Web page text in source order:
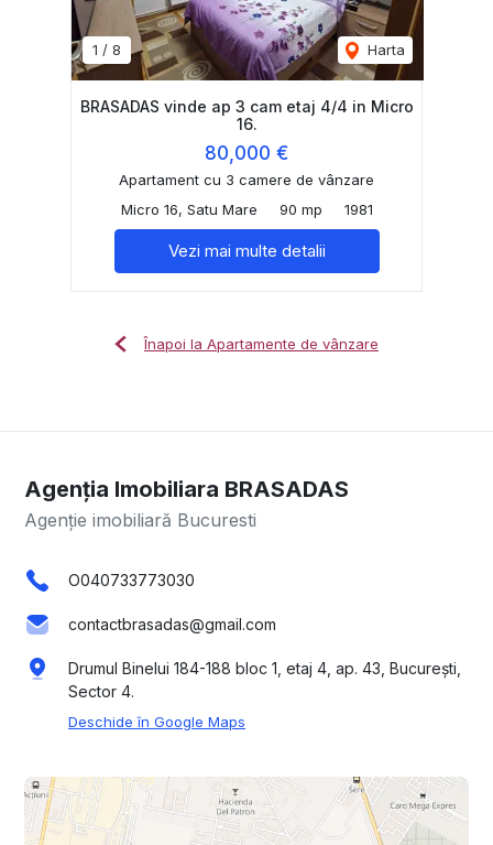
1 / 8 Harta
BRASADAS vinde ap 3 cam etaj 4/4 in Micro
16.
80,000 €
Apartament cu 3 camere de vânzare
Micro 16, Satu Mare
90 mp 1981
Vezi mai multe detalii
Înapoi la Apartamente de vânzare
Agenția Imobiliara BRASADAS
Agenție imobiliară Bucuresti
O040733773030
contactbrasadas@gmail.com
Drumul Binelui 184-188 bloc 1, etaj 4, ap. 43, București,
Sector 4.
Deschide în Google Maps